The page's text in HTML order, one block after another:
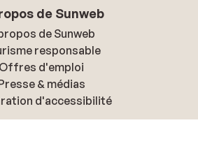
de Sunweb
de Sunweb
responsable
Offres d'emploi
& médias
d'accessibilité